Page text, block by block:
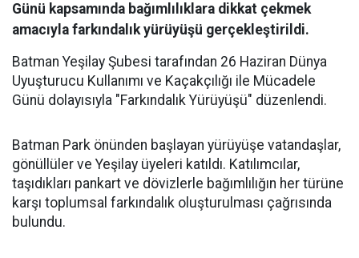
Günü kapsamında bağımlılıklara dikkat çekmek
amacıyla farkındalık yürüyüşü gerçekleştirildi.
Batman Yeşilay Şubesi tarafından 26 Haziran Dünya
Uyuşturucu Kullanımı ve Kaçakçılığı ile Mücadele
Günü dolayısıyla "Farkındalık Yürüyüşü" düzenlendi.
Batman Park önünden başlayan yürüyüşe vatandaşlar,
gönüllüler ve Yeşilay üyeleri katıldı. Katılımcılar,
taşıdıkları pankart ve dövizlerle bağımlılığın her türüne
karşı toplumsal farkındalık oluşturulması çağrısında
bulundu.